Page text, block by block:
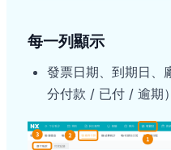
每一列顯示
發票日期、到期日、
分付款 / 已付 / 逾期